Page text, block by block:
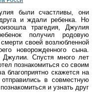
были счастливы, они
и ждали ребенка. Но
трагедия, Джулия
получил родовую
своей возлюбленной
новорожденного сына.
Джулии. Спустя много лет
познакомиться со своим
благоприятно скажется на
в совместную
и узнать друг